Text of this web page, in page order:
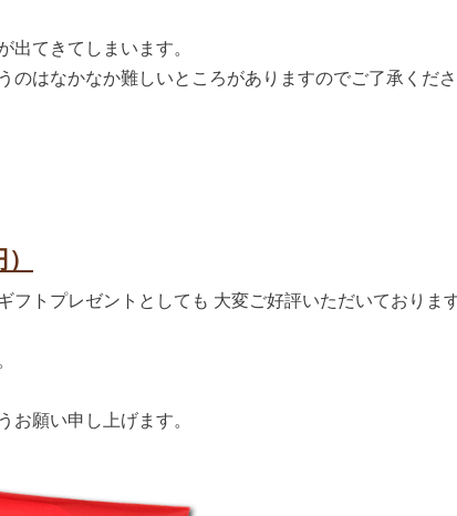
てきてしまいます。
のはなかなか難しいところがありますのでご了承くだ
フトプレゼントとしても 大変ご好評いただいておりま
願い申し上げます。